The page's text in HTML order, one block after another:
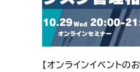
【オンラインイベントの